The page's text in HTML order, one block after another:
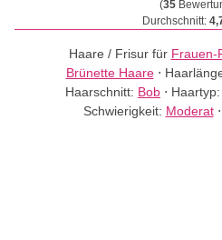
(35
Durchschnitt:
Haare / Frisur für Frauen-
Brünette Haare⋅
Haarschnitt: Bob ⋅ Haartyp:
Schwierigkeit: Moderat⋅